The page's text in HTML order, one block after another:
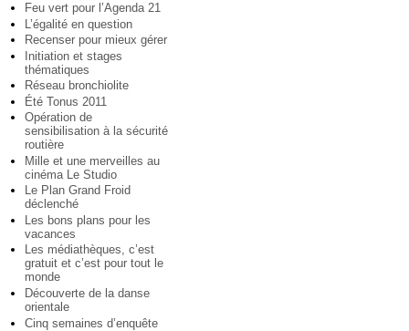
Feu vert pour l’Agenda 21
L’égalité en question
Recenser pour mieux gérer
Initiation et stages
thématiques
Réseau bronchiolite
Été Tonus 2011
Opération de
sensibilisation à la sécurité
routière
Mille et une merveilles au
cinéma Le Studio
Le Plan Grand Froid
déclenché
Les bons plans pour les
vacances
Les médiathèques, c’est
gratuit et c’est pour tout le
monde
Découverte de la danse
orientale
Cinq semaines d’enquête